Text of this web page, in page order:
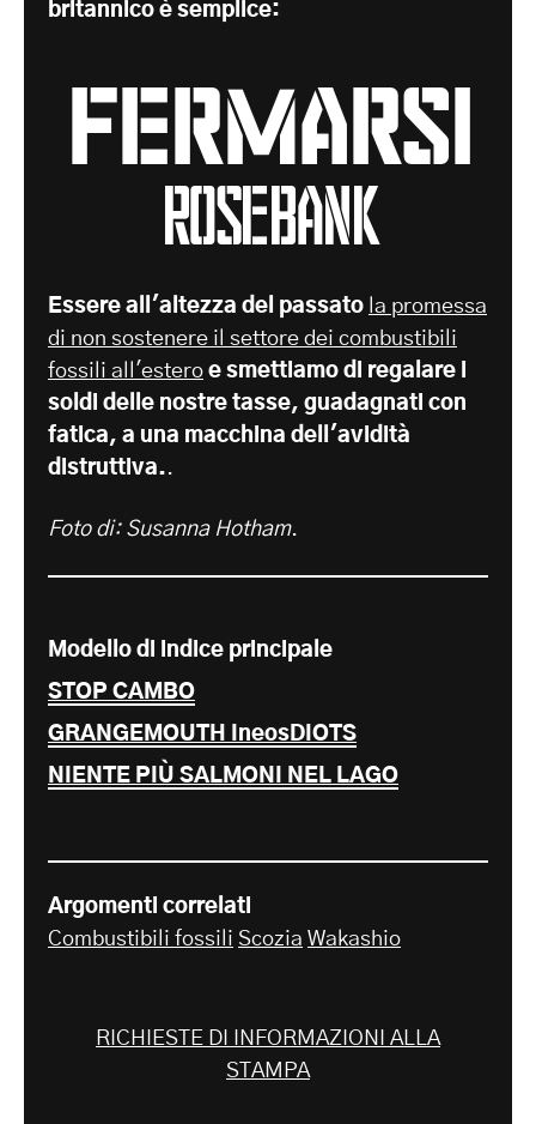
britannico è semplice:
fermarsi
Rosebank
Essere all'altezza del passato la promessa
di non sostenere il settore dei combustibili
fossili all'estero e smettiamo di regalare i
soldi delle nostre tasse, guadagnati con
fatica, a una macchina dell'avidità
distruttiva..
Foto di: Susanna Hotham.
Modello di indice principale
STOP CAMBO
GRANGEMOUTH IneosDIOTS
NIENTE PIÙ SALMONI NEL LAGO
Argomenti correlati
Combustibili fossili Scozia Wakashio
RICHIESTE DI INFORMAZIONI ALLA
STAMPA